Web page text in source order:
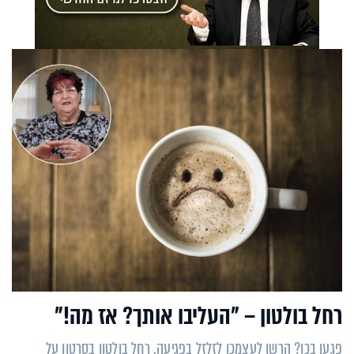
רחל בולטון – "העליבו אותך? אז מה!"
פגעו בכן? הרשו לעצמכן לזלזל בפגיעה. רחל בולטון בסרטון על